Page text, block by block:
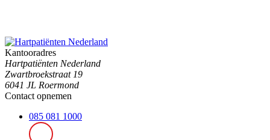
Kantooradres
Hartpatiënten Nederland
Zwartbroekstraat 19
6041 JL Roermond
Contact opnemen
085 081 1000